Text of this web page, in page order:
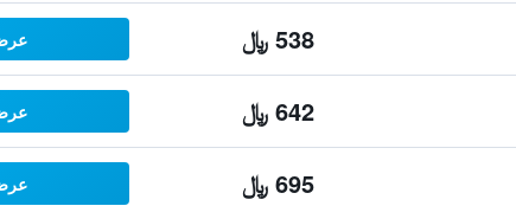
538 ﷼
642 ﷼
695 ﷼